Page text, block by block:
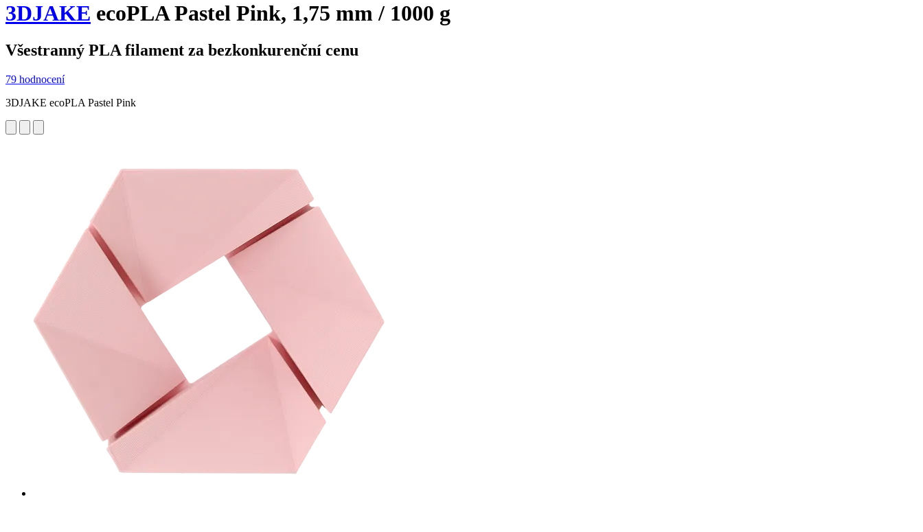
3DJAKE ecoPLA Pastel Pink, 1,75 mm / 1000 g
Všestranný PLA filament za bezkonkurenční cenu
79 hodnocení
3DJAKE ecoPLA Pastel Pink